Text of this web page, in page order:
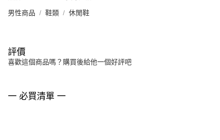
男性商品 鞋類 休閒鞋
評價
喜歡這個商品嗎？購買後給他一個好評吧
一 必買清單 一